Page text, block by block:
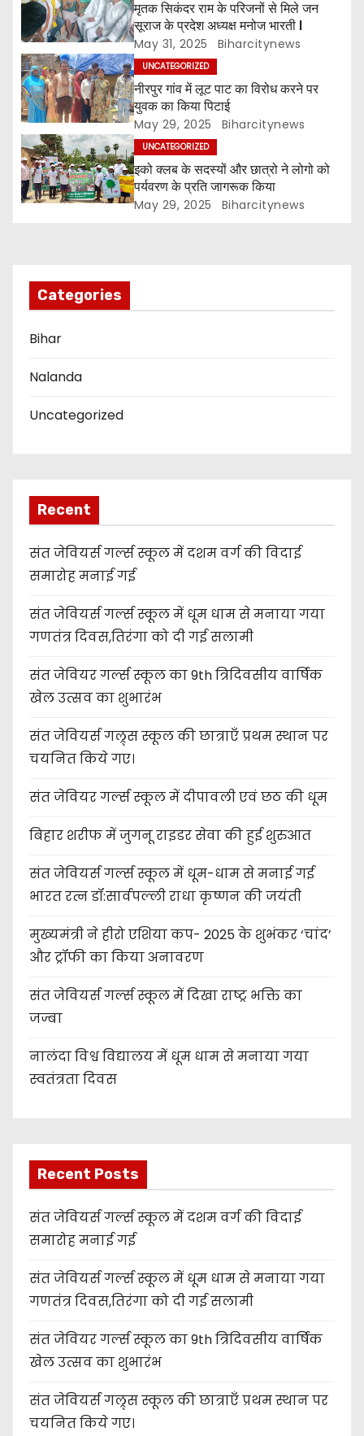
n
a
v
i
g
a
o
मृतक सिकंदर राम के परिजनों से मिले जन
सूराज के प्रदेश अध्यक्ष मनोज भारती l
May 31, 2025 Biharcitynews
UNCATEGORIZED
नीरपुर गांव में लूट पाट का विरोध करने पर
युवक का किया पिटाई
May 29, 2025 Biharcitynews
UNCATEGORIZED
इको क्लब के सदस्यों और छात्रो ने लोगो को
पर्यवरण के प्रति जागरूक किया
May 29, 2025 Biharcitynews
Categories
Bihar
Nalanda
Uncategorized
Recent
संत जेवियर्स गर्ल्स स्कूल में दशम वर्ग की विदाई
समारोह मनाई गई
संत जेवियर्स गर्ल्स स्कूल में धूम धाम से मनाया गया
गणतंत्र दिवस,तिरंगा को दी गई सलामी
संत जेवियर गर्ल्स स्कूल का 9th त्रिदिवसीय वार्षिक
खेल उत्सव का शुभारंभ
संत जेवियर्स गल्र्स स्कूल की छात्र‌ाएँ प्रथम स्थान पर
चयनित किये गए।
संत जेवियर गर्ल्स स्कूल में दीपावली एवं छठ की धूम
बिहार शरीफ में जुगनू राइडर सेवा की हुई शुरुआत
संत जेवियर्स गर्ल्स स्कूल में धूम-धाम से मनाई गई
भारत रत्न डॉ:सार्वपल्ली राधा कृष्णन की जयंती
मुख्यमंत्री ने हीरो एशिया कप- 2025 के शुभंकर ‘चांद’
और ट्रॉफी का किया अनावरण
संत जेवियर्स गर्ल्स स्कूल में दिखा राष्ट्र भक्ति का
जज्बा
नालंदा विश्व विद्यालय में धूम धाम से मनाया गया
स्वतंत्रता दिवस
Recent Posts
संत जेवियर्स गर्ल्स स्कूल में दशम वर्ग की विदाई
समारोह मनाई गई
संत जेवियर्स गर्ल्स स्कूल में धूम धाम से मनाया गया
गणतंत्र दिवस,तिरंगा को दी गई सलामी
संत जेवियर गर्ल्स स्कूल का 9th त्रिदिवसीय वार्षिक
खेल उत्सव का शुभारंभ
संत जेवियर्स गल्र्स स्कूल की छात्र‌ाएँ प्रथम स्थान पर
चयनित किये गए।